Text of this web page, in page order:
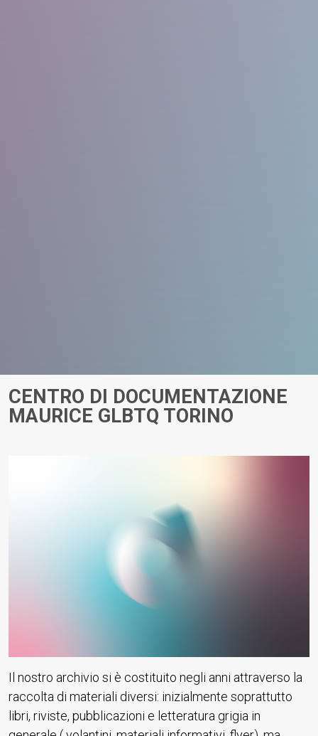
CENTRO DI DOCUMENTAZIONE
MAURICE GLBTQ TORINO
Il nostro archivio si è costituito negli anni attraverso la
raccolta di materiali diversi: inizialmente soprattutto
libri, riviste, pubblicazioni e letteratura grigia in